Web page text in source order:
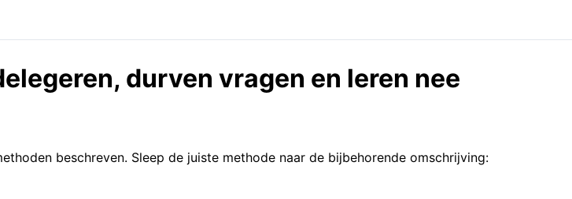
durven vragen en leren nee
beschreven. Sleep de juiste methode naar de bijbehorende omschrijving: